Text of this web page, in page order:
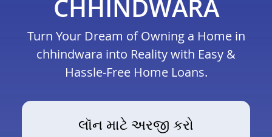
CHHINDWARA
Turn Your Dream of Owning a Home in
chhindwara into Reality with Easy &
Hassle-Free Home Loans.
લૉન માટે અરજી કરો